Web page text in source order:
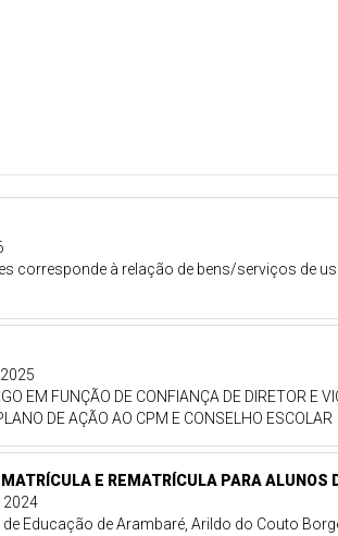
corresponde à relação de bens/serviços de
EM FUNÇÃO DE CONFIANÇA DE DIRETOR E
DE AÇÃO AO CPM E CONSELHO ESCOLAR
E REMATRÍCULA PARA ALUNOS
2024
Educação de Arambaré, Arildo do Couto